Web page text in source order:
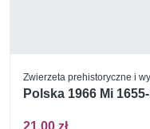
Zwierzeta prehistoryczne i
Polska 1966 Mi